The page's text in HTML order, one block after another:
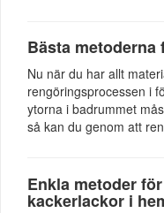
Bästa metoderna
Nu när du har allt
rengöringsprocessen i
ytorna i badrummet
så kan du genom att
Enkla metoder
kackerlackor i